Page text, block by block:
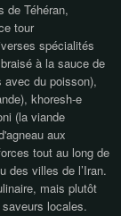
de Téhéran,
tour
spécialités
à la sauce de
avec du poisson),
khoresh-e
(la viande
aux
tout au long de
des villes de l’Iran.
mais plutôt
locales.